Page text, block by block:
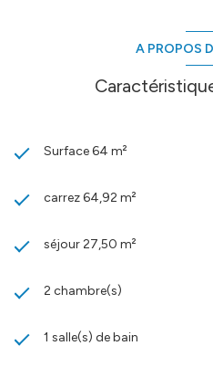
A PROPOS
Surface 64 m²
carrez 64,92 m²
séjour 27,50 m²
2 chambre(s)
1 salle(s) de bain